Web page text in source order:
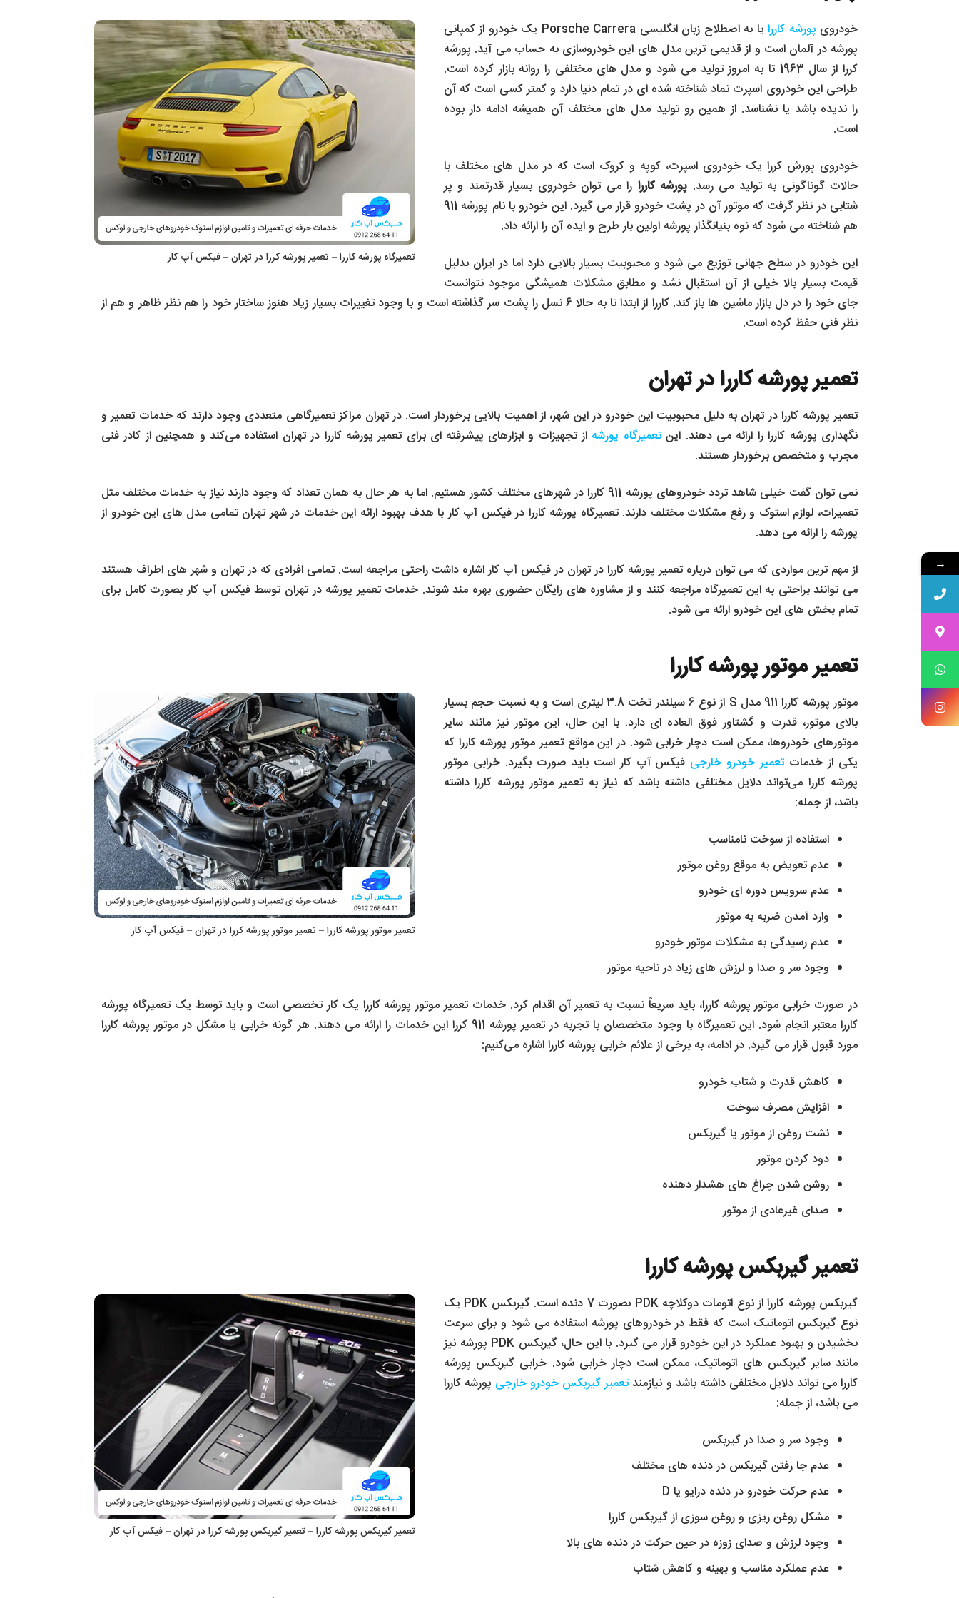
تعمیرگاه پورشه کاررا – تعمیر پورشه کررا در تهران – فیکس آپ کار
خودروی پورشه کاررا
یا به اصطلاح زبان انگلیسی Porsche Carrera یک خودرو از کمپانی
پورشه در آلمان است و از قدیمی ترین مدل های این خودروسازی به حساب می آید. پورشه
کررا از سال 1963 تا به امروز تولید می شود و مدل های مختلفی را روانه بازار کرده است.
طراحی این خودروی اسپرت نماد شناخته شده ای در تمام دنیا دارد و کمتر کسی است که آن
را ندیده باشد یا نشناسد. از همین رو تولید مدل های مختلف آن همیشه ادامه دار بوده
است.
خودروی پورش کررا یک خودروی اسپرت، کوپه و کروک است که در مدل های مختلف با
حالات گوناگونی به تولید می رسد. پورشه کاررا را می توان خودروی بسیار قدرتمند و پر
شتابی در نظر گرفت که موتور آن در پشت خودرو قرار می گیرد. این خودرو با نام پورشه 911
هم شناخته می شود که نوه بنیانگذار پورشه اولین بار طرح و ایده آن را ارائه داد.
این خودرو در سطح جهانی توزیع می شود و محبوبیت بسیار بالایی دارد اما در ایران بدلیل
قیمت بسیار بالا خیلی از آن استقبال نشد و مطابق مشکلات همیشگی موجود نتوانست
جای خود را در دل بازار ماشین ها باز کند. کاررا از ابتدا تا به حالا 6 نسل را پشت سر گذاشته است و با وجود تغییرات بسیار زیاد هنوز ساختار خود را هم نظر ظاهر و هم از
نظر فنی حفظ کرده است.
تعمیر پورشه کاررا در تهران
تعمیر پورشه کاررا در تهران به دلیل محبوبیت این خودرو در این شهر، از اهمیت بالایی برخوردار است. در تهران مراکز تعمیرگاهی متعددی وجود دارند که خدمات تعمیر و
نگهداری پورشه کاررا را ارائه می‌ دهند. اینتعمیرگاه پورشه از تجهیزات و ابزارهای پیشرفته ای برای تعمیر پورشه کاررا در تهران استفاده می‌کند و همچنین از کادر فنی
مجرب و متخصص برخوردار هستند.
نمی توان گفت خیلی شاهد تردد خودروهای پورشه 911 کاررا در شهرهای مختلف کشور هستیم. اما به هر حال به همان تعداد که وجود دارند نیاز به خدمات مختلف مثل
تعمیرات، لوازم استوک و رفع مشکلات مختلف دارند. تعمیرگاه پورشه کاررا در فیکس آپ کار با هدف بهبود ارائه این خدمات در شهر تهران تمامی مدل های این خودرو از
پورشه را ارائه می دهد.
از مهم ترین مواردی که می توان درباره تعمیر پورشه کاررا در تهران در فیکس آپ کار اشاره داشت راحتی مراجعه است. تمامی افرادی که در تهران و شهر های اطراف هستند
می توانند براحتی به این تعمیرگاه مراجعه کنند و از مشاوره های رایگان حضوری بهره مند شوند. خدمات تعمیر پورشه در تهران توسط فیکس آپ کار بصورت کامل برای
تمام بخش های این خودرو ارائه می شود.
تعمیر موتور پورشه کاررا
تعمیر موتور پورشه کاررا – تعمیر موتور پورشه کررا در تهران – فیکس آپ کار
موتور پورشه کاررا 911 مدل S از نوع 6 سیلندر تخت 3.8 لیتری است و به نسبت حجم بسیار
بالای موتور، قدرت و گشتاور فوق العاده ای دارد. با این حال، این موتور نیز مانند سایر
موتورهای خودروها، ممکن است دچار خرابی شود. در این مواقع تعمیر موتور پورشه کاررا که
یکی از خدماتتعمیر خودرو خارجی فیکس آپ کار است باید صورت بگیرد. خرابی موتور
پورشه کاررا می‌تواند دلایل مختلفی داشته باشد که نیاز به تعمیر موتور پورشه کاررا داشته
باشد، از جمله:
استفاده از سوخت نامناسب
عدم تعویض به موقع روغن موتور
عدم سرویس دوره ای خودرو
وارد آمدن ضربه به موتور
عدم رسیدگی به مشکلات موتور خودرو
وجود سر و صدا و لرزش های زیاد در ناحیه موتور
در صورت خرابی موتور پورشه کاررا، باید سریعاً نسبت به تعمیر آن اقدام کرد. خدمات تعمیر موتور پورشه کاررا یک کار تخصصی است و باید توسط یک تعمیرگاه پورشه
کاررا معتبر انجام شود. این تعمیرگاه با وجود متخصصان با تجربه در تعمیر پورشه 911 کررا این خدمات را ارائه می دهند. هر گونه خرابی یا مشکل در موتور پورشه کاررا
مورد قبول قرار می گیرد. در ادامه، به برخی از علائم خرابی پورشه کاررا اشاره می‌کنیم:
کاهش قدرت و شتاب خودرو
افزایش مصرف سوخت
نشت روغن از موتور یا گیربکس
دود کردن موتور
روشن شدن چراغ‌ های هشدار دهنده
صدای غیرعادی از موتور
تعمیر گیربکس پورشه کاررا
تعمیر گیربکس پورشه کاررا – تعمیر گیربکس پورشه کررا در تهران – فیکس آپ کار
گیربکس پورشه کاررا از نوع اتومات دوکلاچه PDK بصورت 7 دنده است. گیربکس PDK یک
نوع گیربکس اتوماتیک است که فقط در خودروهای پورشه استفاده می شود و برای سرعت
بخشیدن و بهبود عملکرد در این خودرو قرار می گیرد. با این حال، گیربکس PDK پورشه نیز
مانند سایر گیربکس‌ های اتوماتیک، ممکن است دچار خرابی شود. خرابی گیربکس پورشه
کاررا می‌ تواند دلایل مختلفی داشته باشد و نیازمندتعمیر گیربکس خودرو خارجی پورشه کاررا
می باشد، از جمله:
وجود سر و صدا در گیربکس
عدم جا رفتن گیربکس در دنده های مختلف
عدم حرکت خودرو در دنده درایو یا D
مشکل روغن ریزی و روغن سوزی از گیربکس کاررا
وجود لرزش و صدای زوزه در حین حرکت در دنده های بالا
عدم عملکرد مناسب و بهینه و کاهش شتاب
→